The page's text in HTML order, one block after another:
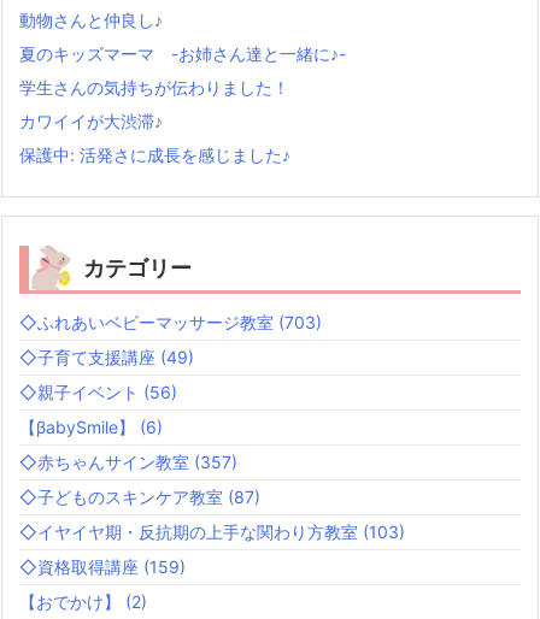
動物さんと仲良し♪
夏のキッズマーマ -お姉さん達と一緒に♪-
学生さんの気持ちが伝わりました！
カワイイが大渋滞♪
保護中: 活発さに成長を感じました♪
カテゴリー
◇ふれあいベビーマッサージ教室 (703)
◇子育て支援講座 (49)
◇親子イベント (56)
【βabySmile】 (6)
◇赤ちゃんサイン教室 (357)
◇子どものスキンケア教室 (87)
◇イヤイヤ期・反抗期の上手な関わり方教室 (103)
◇資格取得講座 (159)
【おでかけ】 (2)